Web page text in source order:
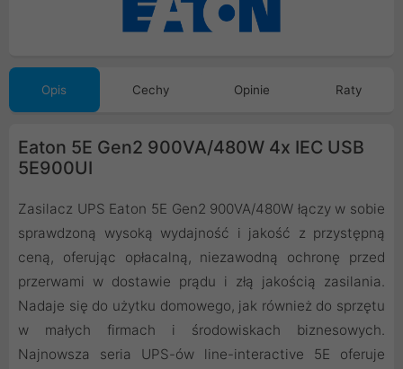
Opis Cechy Opinie Raty
Eaton 5E Gen2 900VA/480W 4x IEC USB
5E900UI
Zasilacz UPS Eaton 5E Gen2 900VA/480W łączy w sobie
sprawdzoną wysoką wydajność i jakość z przystępną
ceną, oferując opłacalną, niezawodną ochronę przed
przerwami w dostawie prądu i złą jakością zasilania.
Nadaje się do użytku domowego, jak również do sprzętu
w małych firmach i środowiskach biznesowych.
Najnowsza seria UPS-ów line-interactive 5E oferuje